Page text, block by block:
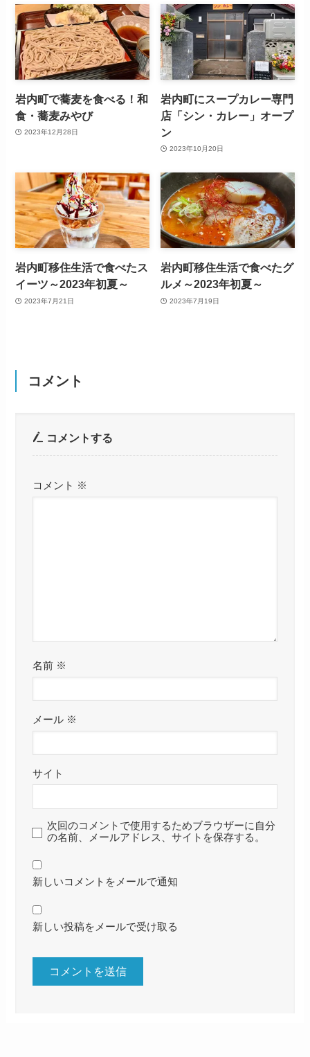
岩内町で蕎麦を食べる！和
食・蕎麦みやび
2023年12月28日
岩内町にスープカレー専門
店「シン・カレー」オープ
ン
2023年10月20日
岩内町移住生活で食べたス
イーツ～2023年初夏～
2023年7月21日
岩内町移住生活で食べたグ
ルメ～2023年初夏～
2023年7月19日
コメント
コメントする
コメント ※
名前 ※
メール ※
サイト
次回のコメントで使用するためブラウザーに自分
の名前、メールアドレス、サイトを保存する。
新しいコメントをメールで通知
新しい投稿をメールで受け取る